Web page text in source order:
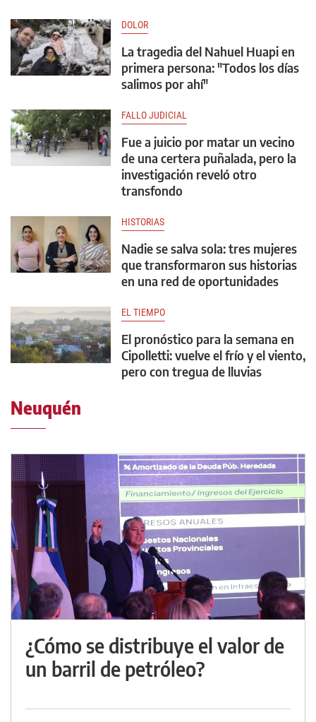
DOLOR
La tragedia del Nahuel Huapi en
primera persona: "Todos los días
salimos por ahí"
FALLO JUDICIAL
Fue a juicio por matar un vecino
de una certera puñalada, pero la
investigación reveló otro
transfondo
HISTORIAS
Nadie se salva sola: tres mujeres
que transformaron sus historias
en una red de oportunidades
EL TIEMPO
El pronóstico para la semana en
Cipolletti: vuelve el frío y el viento,
pero con tregua de lluvias
Neuquén
¿Cómo se distribuye el valor de
un barril de petróleo?